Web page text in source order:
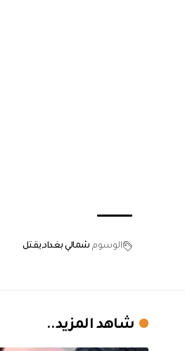
الوسوم شمالي بغداد يقتل
شاهد المزيد..